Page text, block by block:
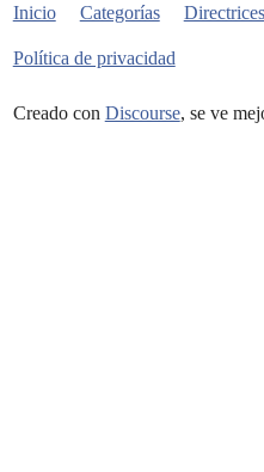
Inicio Categorías Directrices
Política de privacidad
Creado con Discourse, se ve